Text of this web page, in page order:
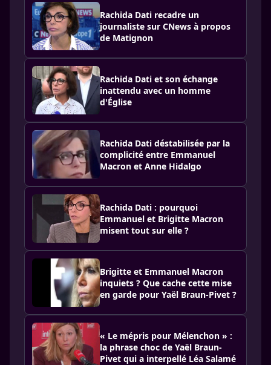
Rachida Dati recadre un
journaliste sur CNews à propos
de Matignon
Rachida Dati et son échange
inattendu avec un homme
d'Église
Rachida Dati déstabilisée par la
complicité entre Emmanuel
Macron et Anne Hidalgo
Rachida Dati : pourquoi
Emmanuel et Brigitte Macron
misent tout sur elle ?
Brigitte et Emmanuel Macron
inquiets ? Que cache cette mise
en garde pour Yaël Braun-Pivet ?
« Le mépris pour Mélenchon » :
la phrase choc de Yaël Braun-
Pivet qui a interpellé Léa Salamé